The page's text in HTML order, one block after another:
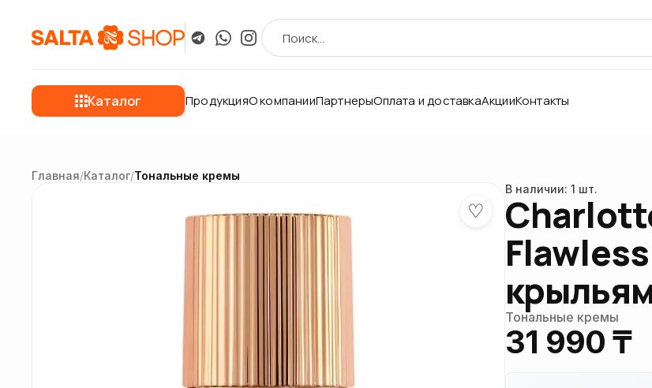
Каталог ПродукцияО компанииПартнерыОплата и доставкаАкцииКонтакты
Главная/Каталог/Тональные кремы
♡
В наличии: 1 шт.
Тональные кремы
31 990 ₸